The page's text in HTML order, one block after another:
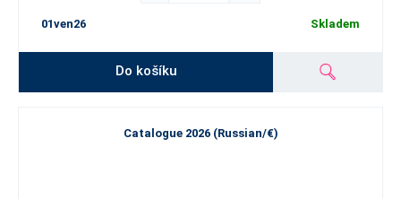
01ven26 Skladem
Do košíku
Catalogue 2026 (Russian/€)